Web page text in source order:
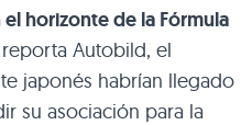
horizonte de la Fórmula
reporta Autobild, el
japonés habrían llegado
su asociación para la